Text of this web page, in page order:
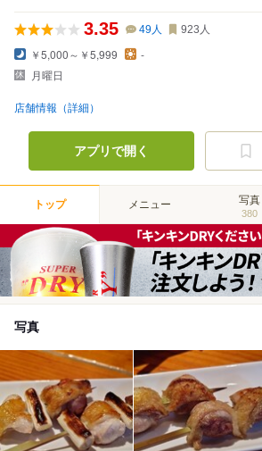
3.35 49人 923 人
￥5,000～￥5,999
-
月曜日
店舗情報（詳細）
アプリで開く
トップ メニュー 写真
380
写真